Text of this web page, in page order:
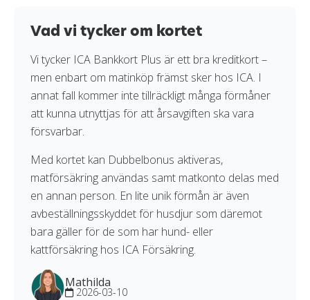
Vad vi tycker om kortet
Vi tycker ICA Bankkort Plus är ett bra kreditkort –
men enbart om matinköp främst sker hos ICA. I
annat fall kommer inte tillräckligt många förmåner
att kunna utnyttjas för att årsavgiften ska vara
försvarbar.
Med kortet kan Dubbelbonus aktiveras,
matförsäkring användas samt matkonto delas med
en annan person. En lite unik förmån är även
avbeställningsskyddet för husdjur som däremot
bara gäller för de som har hund- eller
kattförsäkring hos ICA Försäkring.
Mathilda
2026-03-10